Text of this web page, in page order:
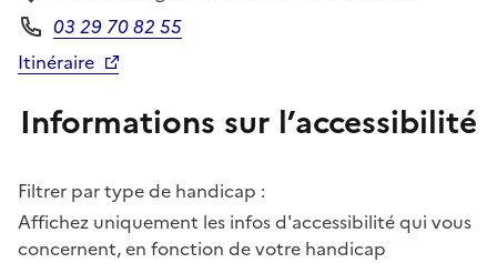
Adresse
Téléphone
03 29 70 82 55
Itinéraire
Informations sur l’accessibilité
Filtrer par type de handicap :
Affichez uniquement les infos d'accessibilité qui vous
concernent, en fonction de votre handicap